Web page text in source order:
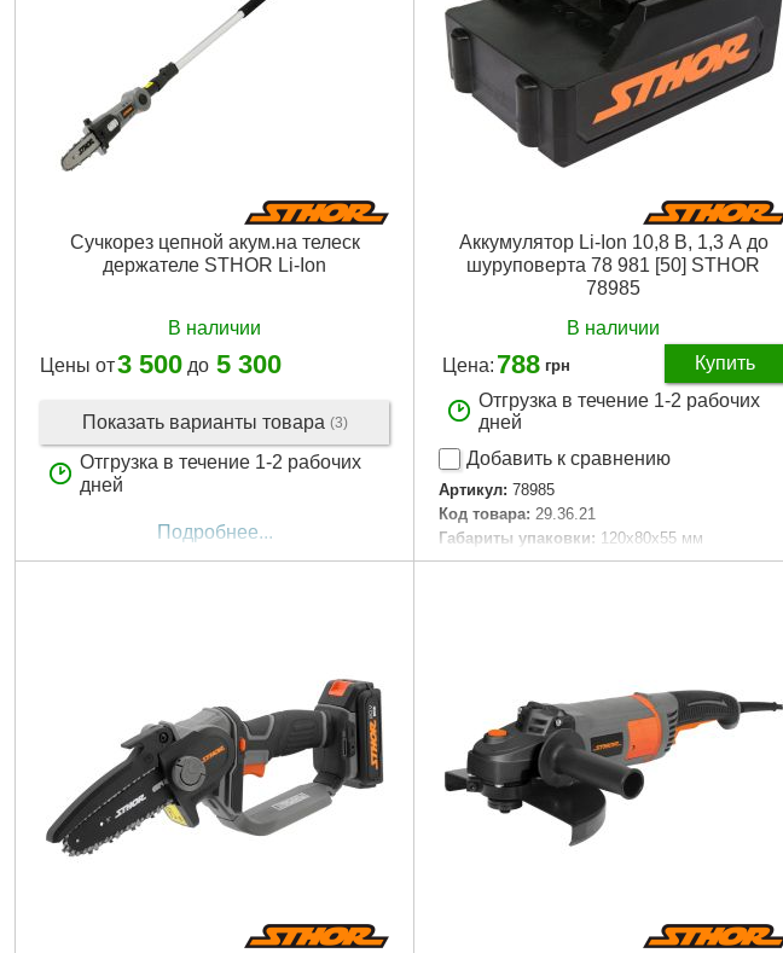
Сучкорез цепной акум.на телеск
держателе STHOR Li-Ion
В наличии
Цены от3 500 до 5 300
Показать варианты товара (3)
Отгрузка в течение 1-2 рабочих
дней
Подробнее...
Аккумулятор Li-Ion 10,8 В, 1,3 А до
шуруповерта 78 981 [50] STHOR
78985
В наличии
Цена: 788 грн
Купить
Отгрузка в течение 1-2 рабочих
дней
Добавить к сравнению
Артикул: 78985
Код товара: 29.36.21
Габариты упаковки: 120x80x55 мм
Вес брутто: 262 г